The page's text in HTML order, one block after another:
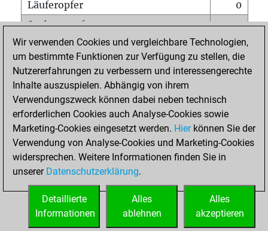
Läuferopfer
0
Springeropfer
0
Bauernopfer
1
Matt auf vollem Brett
0
Bauer setzt Matt
Erstickte Matts
Unterverwandlungen
0
Türme auf der siebten
0
STARTSEITE
Wir verwenden Cookies und vergleichbare Technologien,
um bestimmte Funktionen zur Verfügung zu stellen, die
Nutzererfahrungen zu verbessern und interessengerechte
Inhalte auszuspielen. Abhängig von ihrem
Verwendungszweck können dabei neben technisch
erforderlichen Cookies auch Analyse-Cookies sowie
Marketing-Cookies eingesetzt werden. Hierkönnen Sie der
Verwendung von Analyse-Cookies und Marketing-Cookies
widersprechen. Weitere Informationen finden Sie in
unserer Datenschutzerklärung.
Alles
akzeptieren
Alles
ablehnen
Detaillierte
Informationen